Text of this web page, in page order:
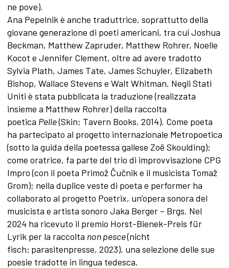
ne pove).
Ana Pepelnik è anche traduttrice, soprattutto della
giovane generazione di poeti americani, tra cui Joshua
Beckman, Matthew Zapruder, Matthew Rohrer, Noelle
Kocot e Jennifer Clement, oltre ad avere tradotto
Sylvia Plath, James Tate, James Schuyler, Elizabeth
Bishop, Wallace Stevens e Walt Whitman. Negli Stati
Uniti è stata pubblicata la traduzione (realizzata
insieme a Matthew Rohrer) della raccolta
poetica Pelle(Skin; Tavern Books, 2014). Come poeta
ha partecipato al progetto internazionale Metropoetica
(sotto la guida della poetessa gallese Zoë Skoulding);
come oratrice, fa parte del trio di improvvisazione CPG
Impro (con il poeta Primož Čučnik e il musicista Tomaž
Grom); nella duplice veste di poeta e performer ha
collaborato al progetto Poetrix, un’opera sonora del
musicista e artista sonoro Jaka Berger – Brgs. Nel
2024 ha ricevuto il premio Horst-Bienek-Preis für
Lyrik per la raccolta non pesce(nicht
fisch; parasitenpresse, 2023), una selezione delle sue
poesie tradotte in lingua tedesca.